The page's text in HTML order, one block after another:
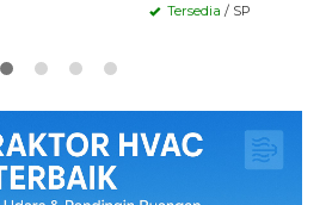
Tersedia / SP